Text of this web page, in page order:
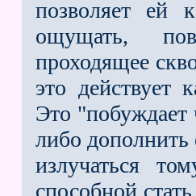
позволяет ей
ощущать,
проходящее
это действует
Это "побуждает
либо дополнить
излучаться
способной